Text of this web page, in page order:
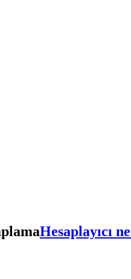
Hesaplayıcı